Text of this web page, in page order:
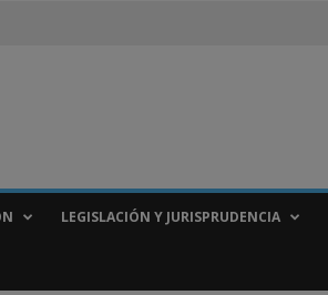
LEGISLACIÓN Y JURISPRUDENCIA